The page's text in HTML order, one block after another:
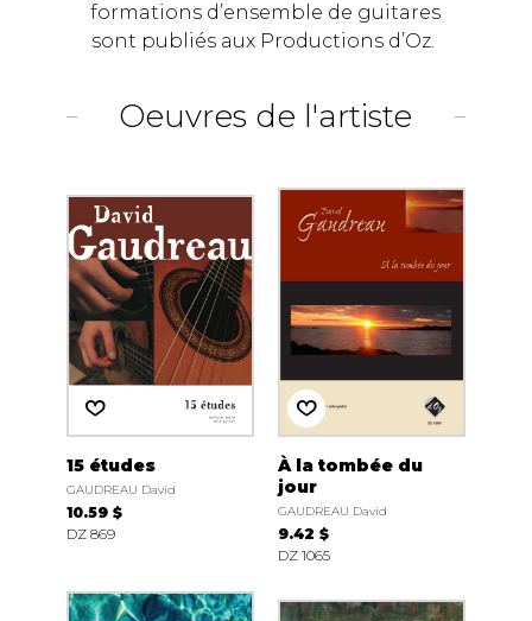
formations d’ensemble de guitares
sont publiés aux Productions d’Oz.
Oeuvres de l'artiste
15 études
GAUDREAU David
10.59 $
DZ 869
À la tombée du
jour
GAUDREAU David
9.42 $
DZ 1065